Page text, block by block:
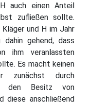
auch einen Anteil
zufließen sollte.
und H im Jahr
dahin gehend, dass
ihm veranlassten
Es macht keinen
zunächst durch
den Besitz von
diese anschließend